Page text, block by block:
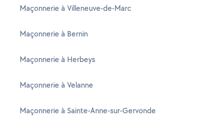
Maçonnerie à Villeneuve-de-Marc
Maçonnerie à Bernin
Maçonnerie à Herbeys
Maçonnerie à Velanne
Maçonnerie à Sainte-Anne-sur-Gervonde